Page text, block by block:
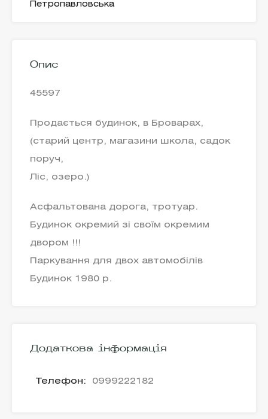
Петропавловська
Опис
45597
Продається будинок, в Броварах,
(старий центр, магазини школа, садок
поруч,
Ліс, озеро.)
Асфальтована дорога, тротуар.
Будинок окремий зі своїм окремим
двором !!!
Паркування для двох автомобілів
Будинок 1980 р.
Додаткова інформація
Телефон: 0999222182